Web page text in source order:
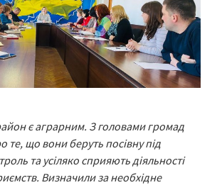
є аграрним. З головами громад
те, що вони беруть посівну під
та усіляко сприяють діяльності
Визначили за необхідне